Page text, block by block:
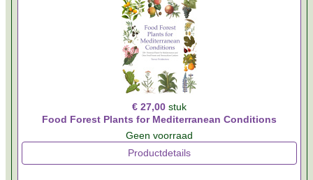
€ 27,00 stuk
Food Forest Plants for Mediterranean Conditions
Geen voorraad
Productdetails